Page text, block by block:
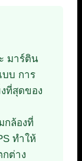
มาร์ติน
บ การ
ที่สุดของ
กล้องที่
ทำให้
ต่าง